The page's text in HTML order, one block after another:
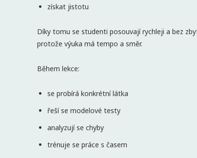
získat jistotu
Díky tomu se studenti posouvají rychleji a bez
protože výuka má tempo a směr.
Během lekce:
se probírá konkrétní látka
řeší se modelové testy
analyzují se chyby
trénuje se práce s časem